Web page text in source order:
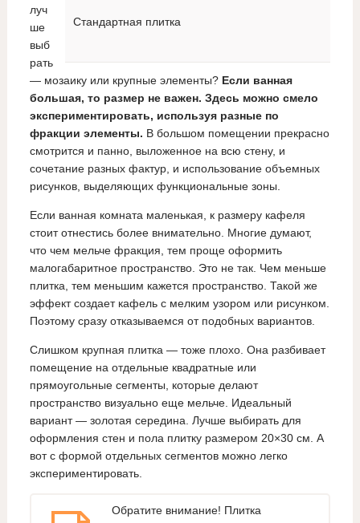
Стандартная плитка
луч
ше
выб
рать
— мозаику или крупные элементы? Если ванная
большая, то размер не важен. Здесь можно смело
экспериментировать, используя разные по
фракции элементы. В большом помещении прекрасно
смотрится и панно, выложенное на всю стену, и
сочетание разных фактур, и использование объемных
рисунков, выделяющих функциональные зоны.
Если ванная комната маленькая, к размеру кафеля
стоит отнестись более внимательно. Многие думают,
что чем мельче фракция, тем проще оформить
малогабаритное пространство. Это не так. Чем меньше
плитка, тем меньшим кажется пространство. Такой же
эффект создает кафель с мелким узором или рисунком.
Поэтому сразу отказываемся от подобных вариантов.
Слишком крупная плитка — тоже плохо. Она разбивает
помещение на отдельные квадратные или
прямоугольные сегменты, которые делают
пространство визуально еще мельче. Идеальный
вариант — золотая середина. Лучше выбирать для
оформления стен и пола плитку размером 20×30 см. А
вот с формой отдельных сегментов можно легко
экспериментировать.
Обратите внимание! Плитка